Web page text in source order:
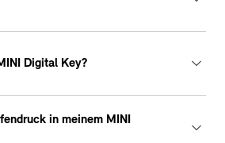
Digital Key?
in meinem MINI